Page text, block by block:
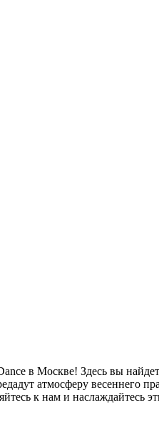
в Москве! Здесь вы
атмосферу весеннего
к нам и